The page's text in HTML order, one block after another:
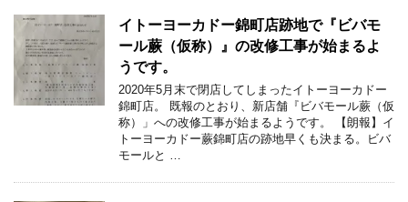
イトーヨーカドー錦町店跡地で『ビバモ
ール蕨（仮称）』の改修工事が始まるよ
うです。
2020年5月末で閉店してしまったイトーヨーカドー
錦町店。 既報のとおり、新店舗『ビバモール蕨（仮
称）」への改修工事が始まるようです。 【朗報】イ
トーヨーカドー蕨錦町店の跡地早くも決まる。ビバ
モールと …